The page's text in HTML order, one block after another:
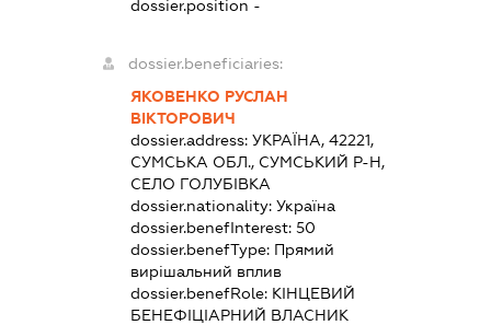
dossier.position -
dossier.beneficiaries:
ЯКОВЕНКО РУСЛАН
ВІКТОРОВИЧ
dossier.address: УКРАЇНА, 42221,
СУМСЬКА ОБЛ., СУМСЬКИЙ Р-Н,
СЕЛО ГОЛУБІВКА
dossier.nationality: Україна
dossier.benefInterest: 50
dossier.benefType: Прямий
вирішальний вплив
dossier.benefRole: КІНЦЕВИЙ
БЕНЕФІЦІАРНИЙ ВЛАСНИК